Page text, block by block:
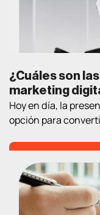
¿Cuáles son
marketing
Hoy en día, la
opción para
buscando
opiniones y
contexto, contar
bien definidas es
generar